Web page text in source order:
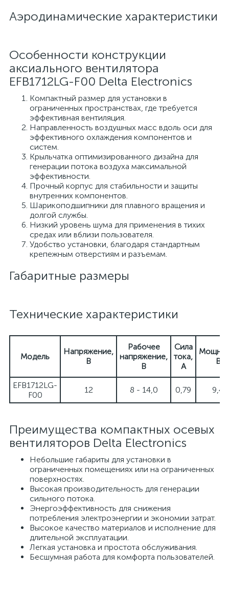
Аэродинамические характеристики
Особенности конструкции
аксиального вентилятора
EFB1712LG-F00 Delta Electronics
Компактный размер для установки в
ограниченных пространствах, где требуется
эффективная вентиляция.
Направленность воздушных масс вдоль оси для
эффективного охлаждения компонентов и
систем.
Крыльчатка оптимизированного дизайна для
генерации потока воздуха максимальной
эффективности.
Прочный корпус для стабильности и защиты
внутренних компонентов.
Шарикоподшипники для плавного вращения и
долгой службы.
Низкий уровень шума для применения в тихих
средах или вблизи пользователя.
Удобство установки, благодаря стандартным
крепежным отверстиям и разъемам.
Габаритные размеры
Технические характеристики
Модель
Напряжение,
В
Рабочее
напряжение,
В
Сила
тока,
А
Вт
EFB1712LG-
F00
12 8 - 14,0 0,79 9,48
Преимущества компактных осевых
вентиляторов Delta Electronics
Небольшие габариты для установки в
ограниченных помещениях или на ограниченных
поверхностях.
Высокая производительность для генерации
сильного потока.
Энергоэффективность для снижения
потребления электроэнергии и экономии затрат.
Высокое качество материалов и исполнение для
длительной эксплуатации.
Легкая установка и простота обслуживания.
Бесшумная работа для комфорта пользователей.